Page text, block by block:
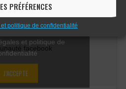
PRÉFÉRENCES
politique de confidentialité
facebook
» pour activer
et politique de
J’ACCEPTE